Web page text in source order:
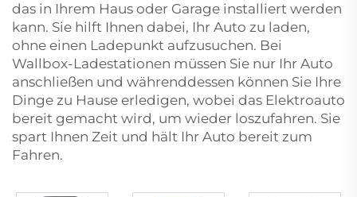
das in Ihrem Haus oder Garage installiert werden
kann. Sie hilft Ihnen dabei, Ihr Auto zu laden,
ohne einen Ladepunkt aufzusuchen. Bei
Wallbox-Ladestationen müssen Sie nur Ihr Auto
anschließen und währenddessen können Sie Ihre
Dinge zu Hause erledigen, wobei das Elektroauto
bereit gemacht wird, um wieder loszufahren. Sie
spart Ihnen Zeit und hält Ihr Auto bereit zum
Fahren.